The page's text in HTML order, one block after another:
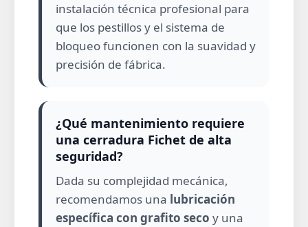
instalación técnica profesional para
que los pestillos y el sistema de
bloqueo funcionen con la suavidad y
precisión de fábrica.
¿Qué mantenimiento requiere
una cerradura Fichet de alta
seguridad?
Dada su complejidad mecánica,
recomendamos una lubricación
específica con grafito seco y una